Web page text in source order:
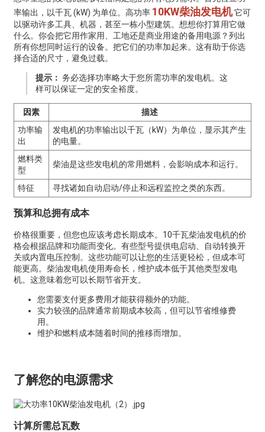
率输出，以千瓦 (kW) 为单位。高功率 10KW柴油发电机它可
以驱动许多工具、机器，甚至一栋小型建筑。想想你打算用它做
什么。你会把它用作家用、工地还是商业用途的备用电源？列出
所有你想同时运行的设备。把它们的功率加起来。这有助于你选
择合适的尺寸，避免过载。
提示： 务必选择功率略大于您所需功率的发电机。这
样可以保证一定的安全裕度。
因素
描述
功率输
出
发电机的功率输出以千瓦（kW）为单位，显示其产生
的电量。
燃料类
型
柴油是这些发电机的常用燃料，会影响成本和运行。
特征 寻找诸如自动启动/停止和远程监控之类的东西。
预算和总拥有成本
价格很重要，但您也应该考虑长期成本。10千瓦柴油发电机的价
格会根据品牌和功能而变化。有些型号提供电启动、自动转换开
关或内置电压控制。这些功能可以让您的生活更轻松，但成本可
能更高。柴油发电机使用寿命长，维护成本低于其他类型发电
机。这意味着您可以长期节省开支。
您需要支付更多费用才能获得额外的功能。
实力较强的品牌通常前期成本较高，但可以节省维修费
用。
维护和燃料成本随着时间的推移而增加。
了解您的电源需求
计算所需总瓦数